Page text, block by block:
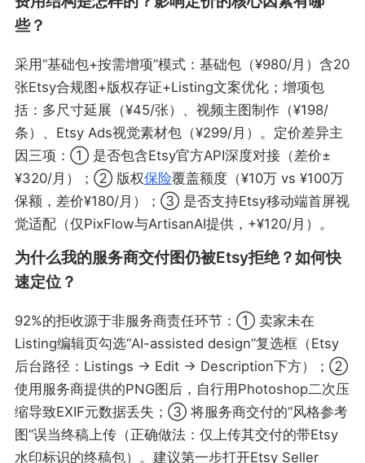
些？
采用“基础包+按需增项”模式：基础包（¥980/月）含20
张Etsy合规图+版权存证+Listing文案优化；增项包
括：多尺寸延展（¥45/张）、视频主图制作（¥198/
条）、Etsy Ads视觉素材包（¥299/月）。定价差异主
因三项：① 是否包含Etsy官方API深度对接（差价±
¥320/月）；② 版权保险覆盖额度（¥10万 vs ¥100万
保额，差价¥180/月）；③ 是否支持Etsy移动端首屏视
觉适配（仅PixFlow与ArtisanAI提供，+¥120/月）。
为什么我的服务商交付图仍被Etsy拒绝？如何快
速定位？
92%的拒收源于非服务商责任环节：① 卖家未在
Listing编辑页勾选“AI-assisted design”复选框（Etsy
后台路径：Listings → Edit → Description下方）；②
使用服务商提供的PNG图后，自行用Photoshop二次压
缩导致EXIF元数据丢失；③ 将服务商交付的“风格参考
图”误当终稿上传（正确做法：仅上传其交付的带Etsy
水印标识的终稿包）。建议第一步打开Etsy Seller